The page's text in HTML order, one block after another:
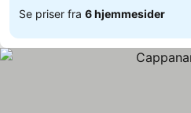
Se priser fra 6 hjemmesider